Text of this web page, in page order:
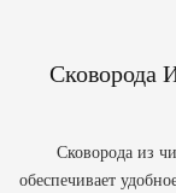
Сковорода
Сковорода из
обеспечивает